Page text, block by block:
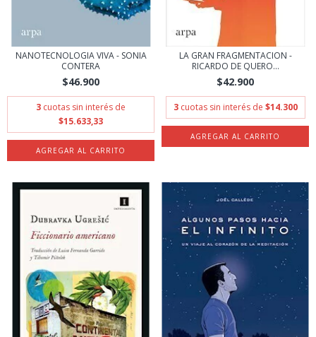
NANOTECNOLOGIA VIVA - SONIA
CONTERA
$46.900
3 cuotas sin interés de
$15.633,33
LA GRAN FRAGMENTACION -
RICARDO DE QUERO...
$42.900
3 cuotas sin interés de $14.300